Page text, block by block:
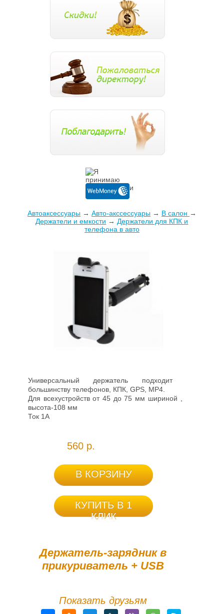
Автоаксессуары→ Авто-акссессуары→ В салон →
Держатели и емкости → Держатели для КПК и
телефона в авто
Держатель-зарядник в
прикуриватель + USB
Универсальный держатель подходит к
большинству телефонов, КПК, GPS, MP4.
Для всехустройств от 45 до 75 мм шириной , а
высота-108 мм
Ток 1А
560 р.
В КОРЗИНУ
КУПИТЬ В 1
КЛИК
Показать друзьям